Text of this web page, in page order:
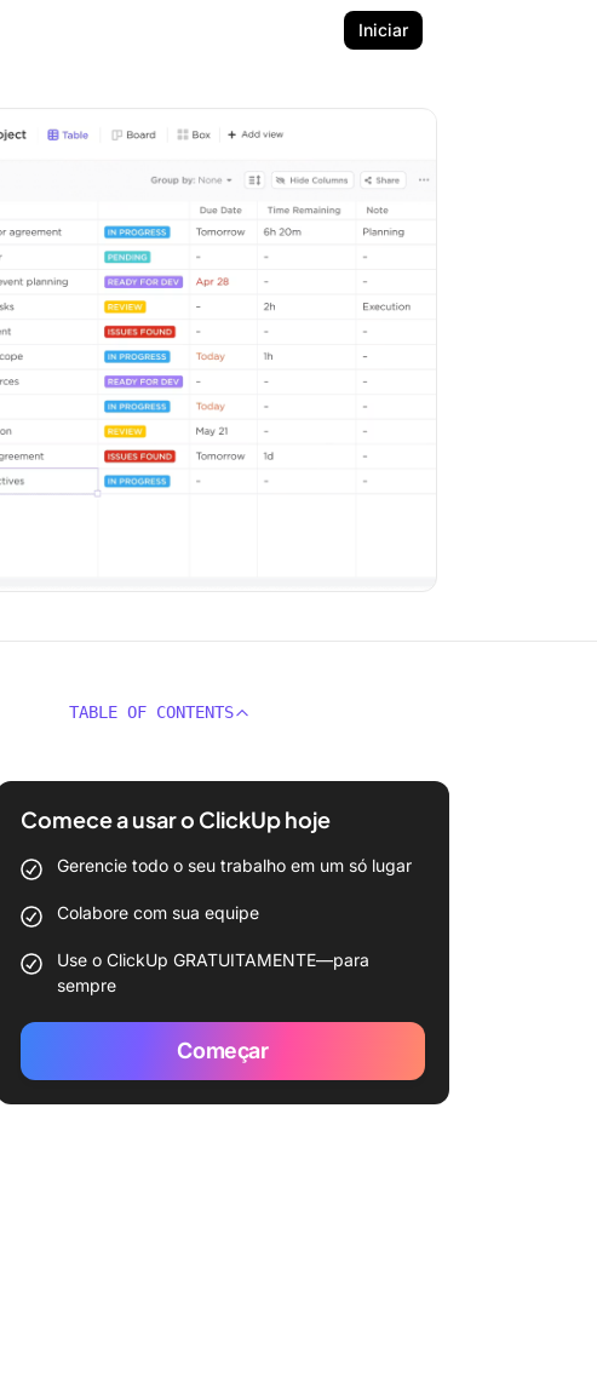
Iniciar
TABLE OF CONTENTS
Comece a usar o ClickUp hoje
Gerencie todo o seu trabalho em um só lugar
Colabore com sua equipe
Use o ClickUp GRATUITAMENTE—para
sempre
Começar